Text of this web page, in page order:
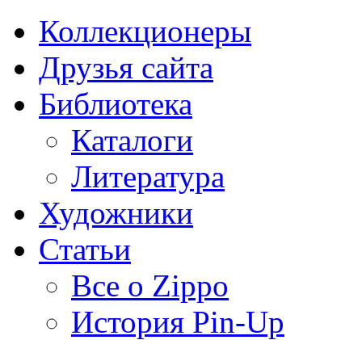
Коллекционеры
Друзья сайта
Библиотека
Каталоги
Литература
Художники
Статьи
Все о Zippo
История Pin-Up